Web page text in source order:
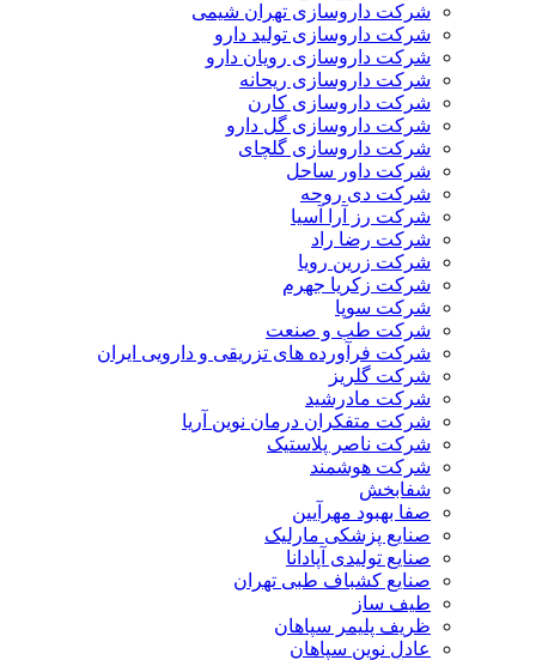
شرکت داروسازی تهران شیمی
شرکت داروسازی تولید دارو
شرکت داروسازی رویان دارو
شرکت داروسازی ریحانه
شرکت داروسازی کارن
شرکت داروسازی گل دارو
شرکت داروسازی گلچای
شرکت داور ساحل
شرکت دی روحه
شرکت رز آرا آسیا
شرکت رضا راد
شرکت زرین رویا
شرکت زکریا جهرم
شرکت سوپا
شرکت طب و صنعت
شرکت فرآورده های تزریقی و دارویی ایران
شرکت گلریز
شرکت مادرشید
شرکت متفکران درمان نوین آریا
شرکت ناصر پلاستیک
شرکت هوشمند
شفابخش
صفا بهبود مهرآیین
صنایع پزشکی مارلیک
صنایع تولیدی آپادانا
صنایع کشباف طبی تهران
طیف ساز
ظریف پلیمر سپاهان
عادل نوین سپاهان